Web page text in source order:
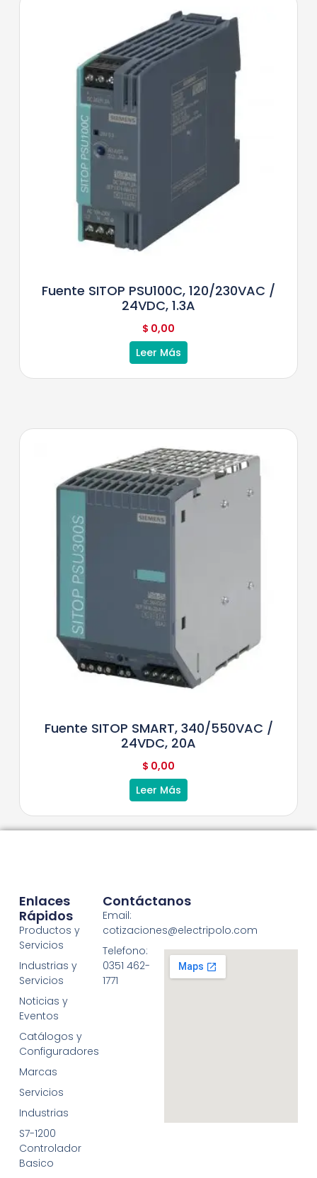
Fuente SITOP PSU100C, 120/230VAC /
24VDC, 1.3A
$ 0,00
Leer Más
Fuente SITOP SMART, 340/550VAC /
24VDC, 20A
$ 0,00
Leer Más
Enlaces
Rápidos
Productos y
Servicios
Industrias y
Servicios
Noticias y
Eventos
Catálogos y
Configuradores
Marcas
Servicios
Industrias
S7-1200
Controlador
Basico
Contáctanos
Email:
cotizaciones@electripolo.com
Telefono:
0351 462-
1771